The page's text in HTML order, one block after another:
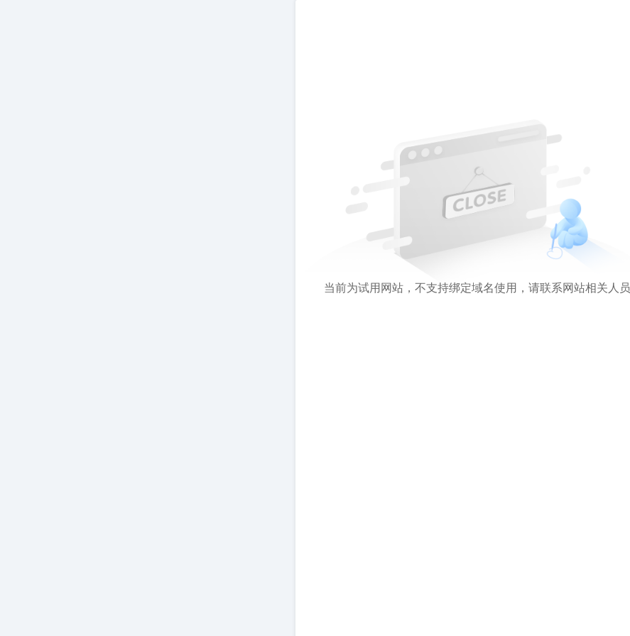
当前为试用网站，不支持绑定域名使用，请联系网站相关人员